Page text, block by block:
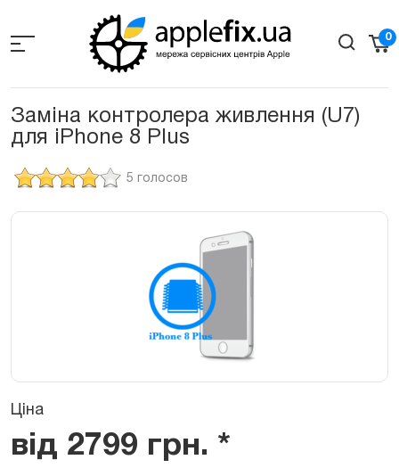
the
0
Заміна контролера живлення (U7)
для iPhone 8 Plus
5 голосов
Ціна
від 2799 грн. *